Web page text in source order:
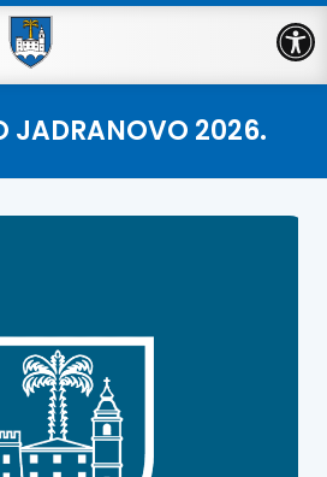
JADRANOVO 2026.